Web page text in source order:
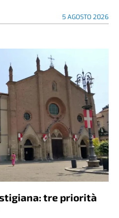
5 AGOSTO 2026
tre priorità